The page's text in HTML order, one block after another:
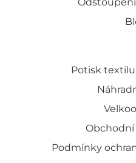
Potisk
Podmínky